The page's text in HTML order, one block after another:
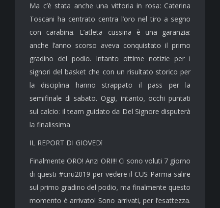
Ma c’è stata anche una vittoria in rosa: Caterina
Toscani ha centrato centra l’oro nel tiro a segno
con carabina. L’atleta cussina è una garanzia:
anche l’anno scorso aveva conquistato il primo
gradino del podio. Intanto ottime notizie per i
signori del basket che con un risultato storico per
la disciplina hanno strappato il pass per la
semifinale di sabato. Oggi, intanto, occhi puntati
sul calcio: il team guidato da Del Signore disputerà
la finalissima
IL REPORT DI GIOVEDì
Finalmente ORO! Anzi ORI!!! Ci sono voluti 7 giorno
di questi #cnu2019 per vedere il CUS Parma salire
sul primo gradino del podio, ma finalmente questo
momento è arrivato! Sono arrivati, per l’esattezza.